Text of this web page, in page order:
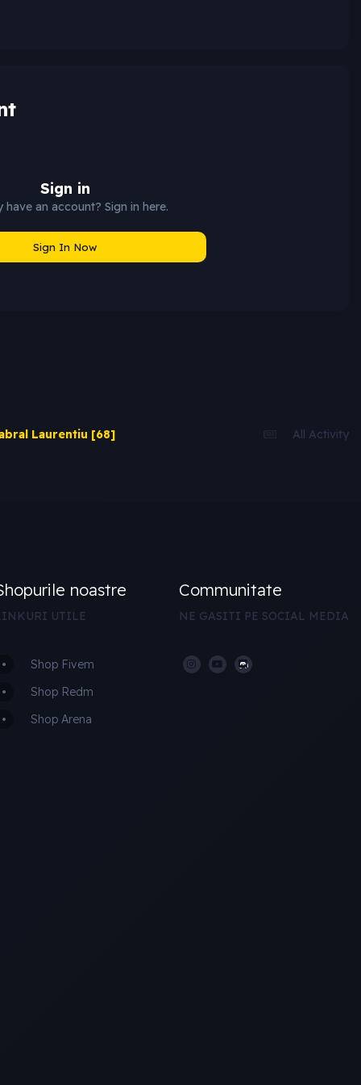
Sign in
have an account? Sign in here.
Sign In Now
All Activity
Laurentiu [68]
noastre
UTILE
Shop Fivem
Shop Redm
Shop Arena
Communitate
NE GASITI PE SOCIAL MEDIA